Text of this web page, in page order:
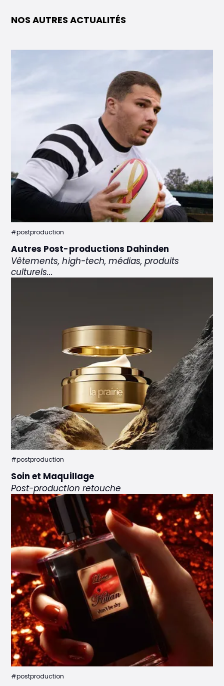
NOS AUTRES ACTUALITÉS
#postproduction
Autres Post-productions Dahinden
Vêtements, high-tech, médias, produits
culturels...
#postproduction
Soin et Maquillage
Post-production retouche
#postproduction